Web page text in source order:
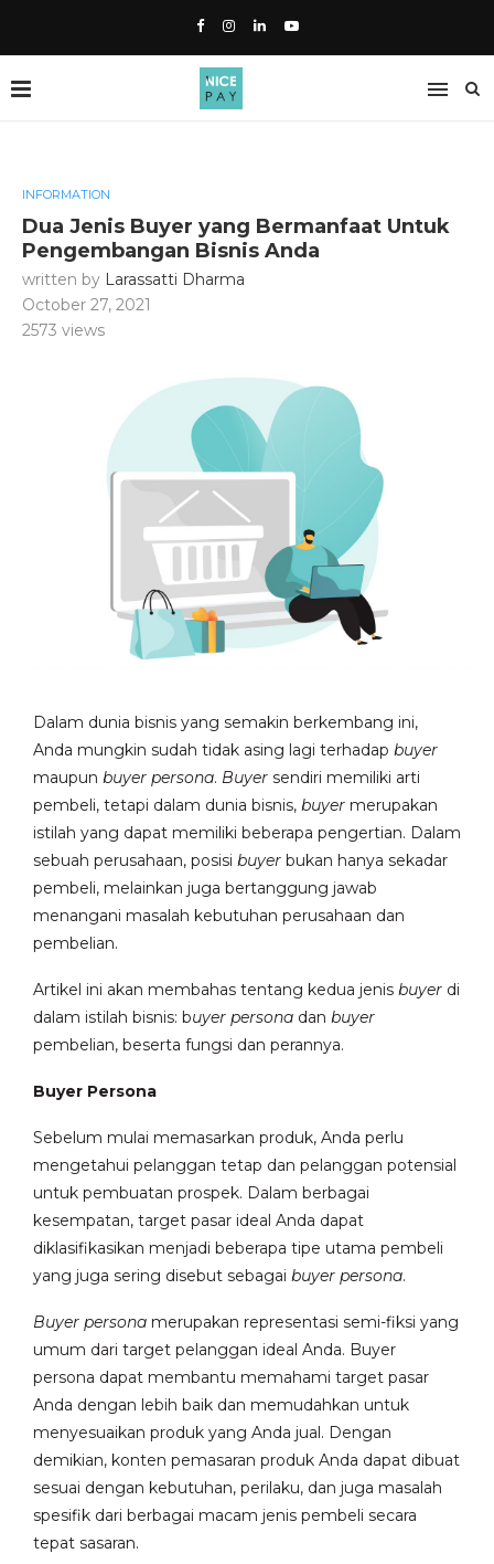
INFORMATION
Dua Jenis Buyer yang Bermanfaat Untuk
Pengembangan Bisnis Anda
written by Larassatti Dharma
October 27, 2021
2573 views
Dalam dunia bisnis yang semakin berkembang ini,
Anda mungkin sudah tidak asing lagi terhadap buyer
maupun buyer persona. Buyer sendiri memiliki arti
pembeli, tetapi dalam dunia bisnis, buyer merupakan
istilah yang dapat memiliki beberapa pengertian. Dalam
sebuah perusahaan, posisi buyer bukan hanya sekadar
pembeli, melainkan juga bertanggung jawab
menangani masalah kebutuhan perusahaan dan
pembelian.
Artikel ini akan membahas tentang kedua jenis buyer di
dalam istilah bisnis: buyer persona dan buyer
pembelian, beserta fungsi dan perannya.
Buyer Persona
Sebelum mulai memasarkan produk, Anda perlu
mengetahui pelanggan tetap dan pelanggan potensial
untuk pembuatan prospek. Dalam berbagai
kesempatan, target pasar ideal Anda dapat
diklasifikasikan menjadi beberapa tipe utama pembeli
yang juga sering disebut sebagai buyer persona.
Buyer persona merupakan representasi semi-fiksi yang
umum dari target pelanggan ideal Anda. Buyer
persona dapat membantu memahami target pasar
Anda dengan lebih baik dan memudahkan untuk
menyesuaikan produk yang Anda jual. Dengan
demikian, konten pemasaran produk Anda dapat dibuat
sesuai dengan kebutuhan, perilaku, dan juga masalah
spesifik dari berbagai macam jenis pembeli secara
tepat sasaran.